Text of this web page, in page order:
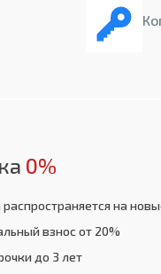
0%
распространяется на
взнос от 20%
до 3 лет